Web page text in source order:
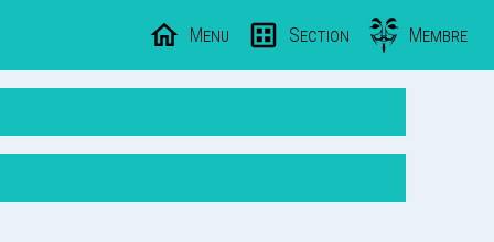
Menu Section Membre